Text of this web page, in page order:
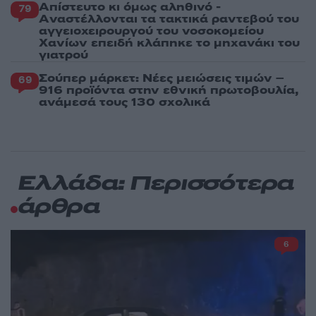
79 Απίστευτο κι όμως αληθινό -
Aναστέλλονται τα τακτικά ραντεβού του
αγγειοχειρουργού του νοσοκομείου
Χανίων επειδή κλάπηκε το μηχανάκι του
γιατρού
69 Σούπερ μάρκετ: Νέες μειώσεις τιμών –
916 προϊόντα στην εθνική πρωτοβουλία,
ανάμεσά τους 130 σχολικά
Ελλάδα: Περισσότερα
άρθρα
6